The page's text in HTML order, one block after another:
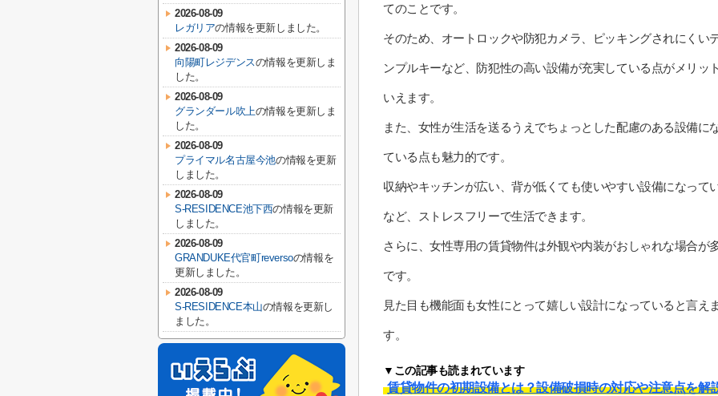
てのことです。
そのため、オートロックや防犯カメラ、ピッキングされにくい
ンプルキーなど、防犯性の高い設備が充実している点がメリッ
いえます。
また、女性が生活を送るうえでちょっとした配慮のある設備に
ている点も魅力的です。
収納やキッチンが広い、背が低くても使いやすい設備になって
など、ストレスフリーで生活できます。
さらに、女性専用の賃貸物件は外観や内装がおしゃれな場合が
です。
見た目も機能面も女性にとって嬉しい設計になっていると言えま
す。
▼この記事も読まれています
賃貸物件の初期設備とは？設備破損時の対応や注意点を解
2026-08-09
レガリアの情報を更新しました。
2026-08-09
向陽町レジデンスの情報を更新しま
した。
2026-08-09
グランダール吹上の情報を更新しま
した。
2026-08-09
プライマル名古屋今池の情報を更新
しました。
2026-08-09
S-RESIDENCE池下西の情報を更新
しました。
2026-08-09
GRANDUKE代官町reversoの情報を
更新しました。
2026-08-09
S-RESIDENCE本山の情報を更新し
ました。